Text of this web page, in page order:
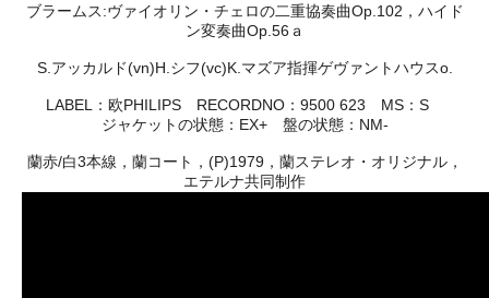
ブラームス:ヴァイオリン・チェロの二重協奏曲Op.102，ハイド
ン変奏曲Op.56ａ
S.アッカルド(vn)H.シフ(vc)K.マズア指揮ゲヴァントハウスo.
LABEL：欧PHILIPS RECORDNO：9500 623 MS：S
ジャケットの状態：EX+ 盤の状態：NM-
蘭赤/白3本線，蘭コート，(P)1979，蘭ステレオ・オリジナル，
エテルナ共同制作